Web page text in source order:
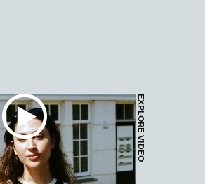
EXPLORE VIDEO